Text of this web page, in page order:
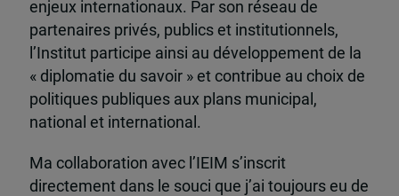
enjeux internationaux. Par son réseau de
partenaires privés, publics et institutionnels,
l’Institut participe ainsi au développement de la
« diplomatie du savoir » et contribue au choix de
politiques publiques aux plans municipal,
national et international.
Ma collaboration avec l’IEIM s’inscrit
directement dans le souci que j’ai toujours eu de